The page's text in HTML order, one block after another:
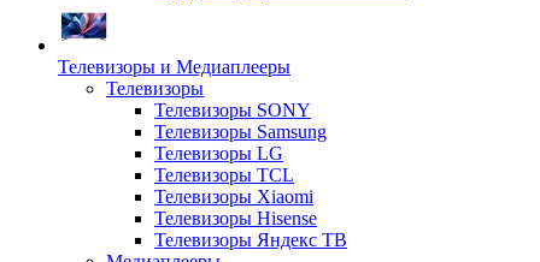
Телевизоры и Медиаплееры
Телевизоры
Телевизоры SONY
Телевизоры Samsung
Телевизоры LG
Телевизоры TCL
Телевизоры Xiaomi
Телевизоры Hisense
Телевизоры Яндекс ТВ